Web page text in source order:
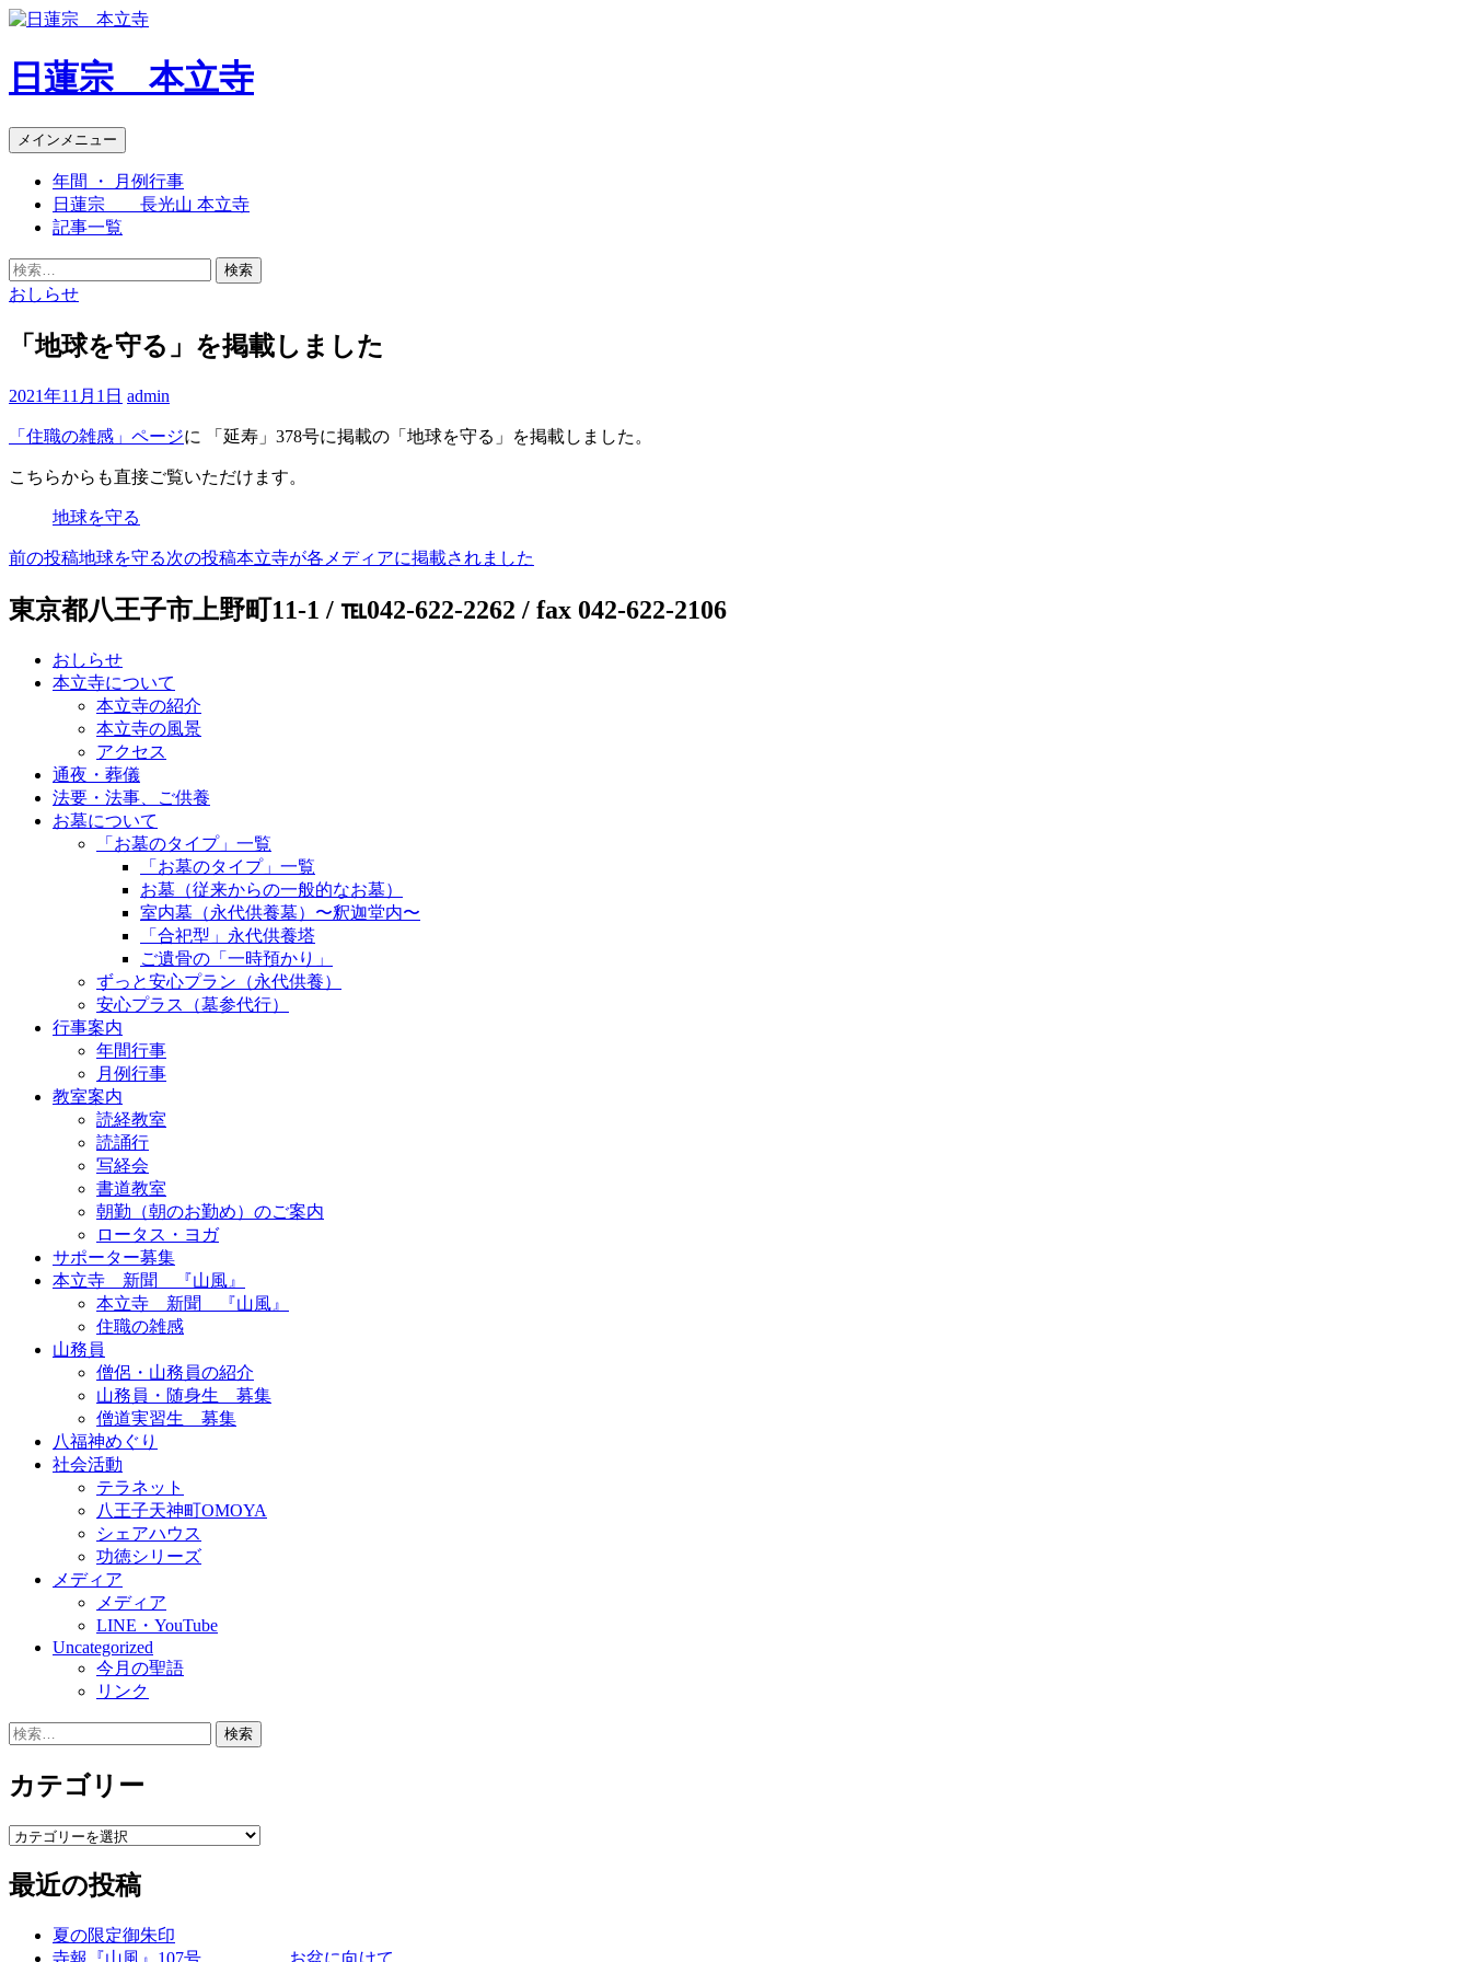
日蓮宗 本立寺
検
索
メインメニュー コ
テ
ン
プ
年間 ・ 月例行事
日蓮宗 長光山 本立寺
記事一覧
検
索:
おしらせ
「地球を守る」を掲載しました
2021年11月1日 admin
「住職の雑感」ページに 「延寿」378号に掲載の「地球を守る」を掲載しました。
こちらからも直接ご覧いただけます。
地球を守る
投
稿
前の投稿地球を守る次の投稿本立寺が各メディアに掲載されました
東京都八王子市上野町11-1 / ℡042-622-2262 / fax 042-622-2106
おしらせ
本立寺について
本立寺の紹介
本立寺の風景
アクセス
通夜・葬儀
法要・法事、ご供養
お墓について
「お墓のタイプ」一覧
「お墓のタイプ」一覧
お墓（従来からの一般的なお墓）
室内墓（永代供養墓）〜釈迦堂内〜
「合祀型」永代供養塔
ご遺骨の「一時預かり」
ずっと安心プラン（永代供養）
安心プラス（墓参代行）
行事案内
年間行事
月例行事
教室案内
読経教室
読誦行
写経会
書道教室
朝勤（朝のお勤め）のご案内
ロータス・ヨガ
サポーター募集
本立寺 新聞 『山風』
本立寺 新聞 『山風』
住職の雑感
山務員
僧侶・山務員の紹介
山務員・随身生 募集
僧道実習生 募集
八福神めぐり
社会活動
テラネット
八王子天神町OMOYA
シェアハウス
功徳シリーズ
メディア
メディア
LINE・YouTube
Uncategorized
今月の聖語
リンク
検
カテゴリー
カ
ゴ
リ
最近の投稿
夏の限定御朱印